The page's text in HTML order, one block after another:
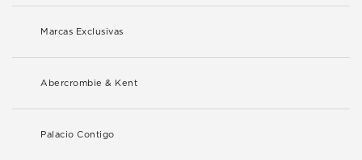
Marcas Exclusivas
Abercrombie & Kent
Palacio Contigo